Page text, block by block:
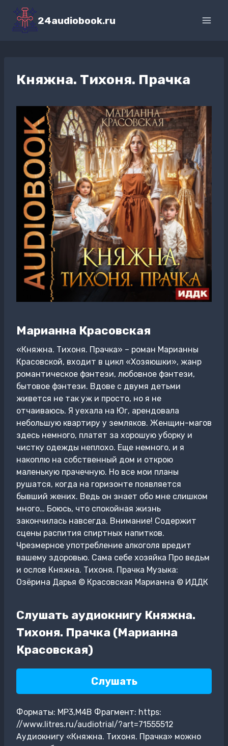
Перейти
содержимому
24audiobook.ru
Княжна. Тихоня. Прачка
Марианна Красовская
«Княжна. Тихоня. Прачка» – роман Марианны
Красовской, входит в цикл «Хозяюшки», жанр
романтическое фэнтези, любовное фэнтези,
бытовое фэнтези. Вдове с двумя детьми
живется не так уж и просто, но я не
отчаиваюсь. Я уехала на Юг, арендовала
небольшую квартиру у земляков. Женщин-магов
здесь немного, платят за хорошую уборку и
чистку одежды неплохо. Еще немного, и я
накоплю на собственный дом и открою
маленькую прачечную. Но все мои планы
рушатся, когда на горизонте появляется
бывший жених. Ведь он знает обо мне слишком
много… Боюсь, что спокойная жизнь
закончилась навсегда. Внимание! Содержит
сцены распития спиртных напитков.
Чрезмерное употребление алкоголя вредит
вашему здоровью. Сама себе хозяйка Про ведьм
и ослов Княжна. Тихоня. Прачка Музыка:
Озёрина Дарья © Красовская Марианна © ИДДК
Слушать аудиокнигу Княжна.
Тихоня. Прачка (Марианна
Красовская)
Слушать
Форматы: MP3,M4B Фрагмент: https:
//www.litres.ru/audiotrial/?art=71555512
Аудиокнигу «Княжна. Тихоня. Прачка» можно